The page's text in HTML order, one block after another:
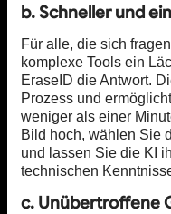
b. Schneller und
Für alle, die sich
komplexe Tools ein
EraseID die Antwort.
Prozess und
weniger als einer
Bild hoch, wählen Sie
und lassen Sie die KI
technischen
c. Unübertroffene